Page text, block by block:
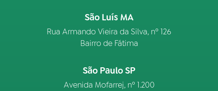
São Luís MA
Rua Armando Vieira da Silva, nº 126
Bairro de Fátima
São Paulo SP
Avenida Mofarrej, nº 1.200